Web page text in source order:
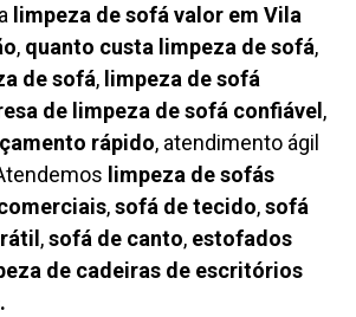
limpeza de sofá valor em Vila
, quanto custa limpeza de sofá,
de sofá, limpeza de sofá
de limpeza de sofá confiável,
rápido, atendimento ágil
limpeza desofás
,sofá de tecido,sofá
,sofá de canto, estofados
de cadeiras de escritórios